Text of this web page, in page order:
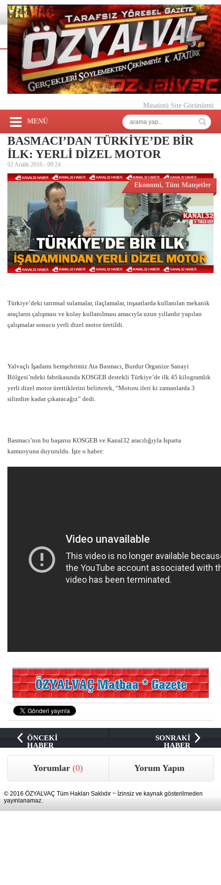
Masaüstü Site Görünümü
MENÜ
BASMACI’DAN TÜRKİYE’DE BİR
İLK: YERLİ DİZEL MOTOR
02 Aralık 2016 - 09:24
Ekonomi, Tüm Manşetler
Türkiye’deki tarımsal sulamalar, ilaçlamalar, inşaatlarda kullanılan mekanik
araçların çalışması ve kolay kullanılması amacıyla uzun yıllardır yapılan
çalışmalar sonucu yerli dizel motor üretildi.
Yalvaçlı İşadamı hemşehrimiz Ata Basmacı, Burdur Organize Sanayi
Bölgesi’ndeki fabrikasında KOSGEB destekli Türkiye’de ilk 45 kilogramlık
yerli dizel motor ürettiklerini belirterek, “Motoru ileri ki zamanlarda 3
silindire kadar çıkaracağız” dedi.
Basmacı’nın bu başarısı KOSGEB ve Kanal32 aracılığıyla Isparta
kamuoyuna duyuruldu. İşte o haber:
ÖNCEKİ
HABER
SONRAKİ
HABER
Yorumlar(0) Yorum Yapın
© 2016 ÖZYALVAÇ Tüm Hakları Saklıdır ~ İzinsiz ve kaynak gösterilmeden
yayınlanamaz.